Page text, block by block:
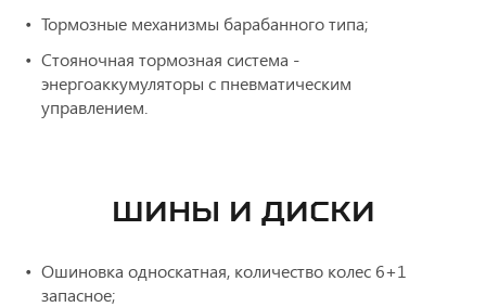
Тормозные механизмы барабанного типа;
Стояночная тормозная система -
энергоаккумуляторы с пневматическим
управлением.
ШИНЫ И ДИСКИ
Ошиновка односкатная, количество колес 6+1
запасное;